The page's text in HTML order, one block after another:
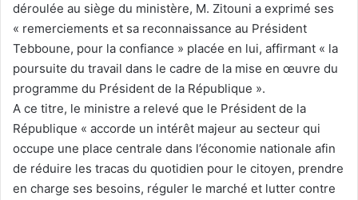
déroulée au siège du ministère, M. Zitouni a exprimé ses
« remerciements et sa reconnaissance au Président
Tebboune, pour la confiance » placée en lui, affirmant « la
poursuite du travail dans le cadre de la mise en œuvre du
programme du Président de la République ».
A ce titre, le ministre a relevé que le Président de la
République « accorde un intérêt majeur au secteur qui
occupe une place centrale dans l’économie nationale afin
de réduire les tracas du quotidien pour le citoyen, prendre
en charge ses besoins, réguler le marché et lutter contre